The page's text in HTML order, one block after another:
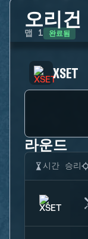
오리건
맵 1 완료됨
XSET
라운드
시간 승리